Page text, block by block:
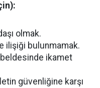
olmak.
ilişiği bulunmamak.
beldesinde ikamet
güvenliğine karşı